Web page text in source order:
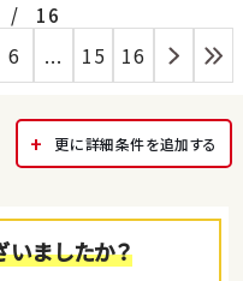
/ 16
6 ... 15 16
更に詳細条件を追加する
ましたか？